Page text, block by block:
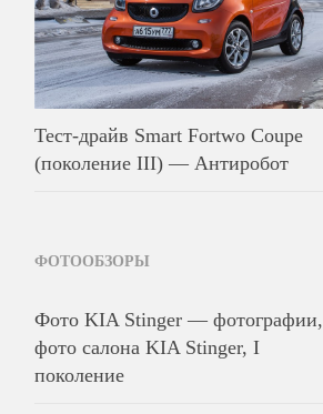
Тест-драйв Smart Fortwo Coupe
(поколение III) — Антиробот
ФОТООБЗОРЫ
Фото KIA Stinger — фотографии,
фото салона KIA Stinger, I
поколение